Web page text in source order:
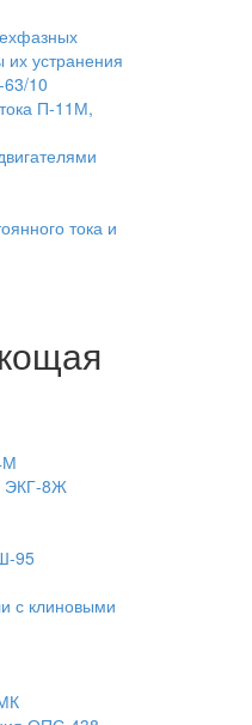
устранения
10
П-11М,
тока и
ЭКГ-8Ж
95
с клиновыми